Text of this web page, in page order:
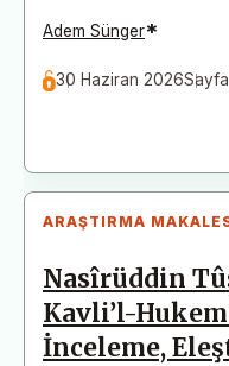
Adem Sünger*
30 Haziran 2026
ARAŞTIRMA
Nasîrüddin
Kavli’l-
İnceleme,